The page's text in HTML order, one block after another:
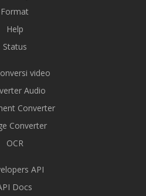
Format
Help
Status
video
Audio
Converter
Converter
OCR
API
Docs